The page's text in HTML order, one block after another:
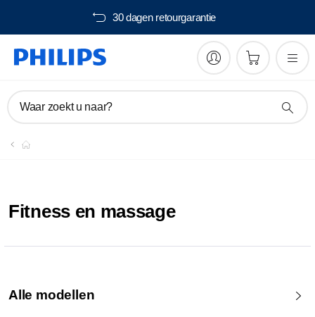
30 dagen retourgarantie
Waar zoekt u naar?
Fitness en massage
Alle modellen